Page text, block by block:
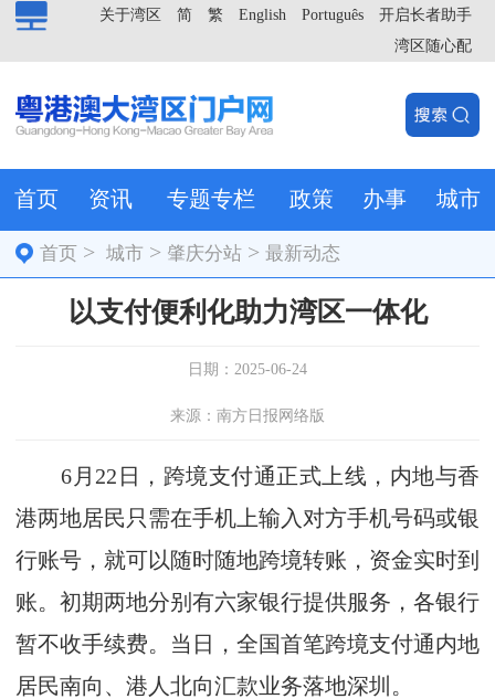
开启长者助手
Português
English
繁
简
关于湾区
湾区随心配
首页 资讯 专题专栏 政策 办事 城市
首页 >城市 > 肇庆分站 >最新动态
以支付便利化助力湾区一体化
日期：2025-06-24
来源：南方日报网络版
6月22日，跨境支付通正式上线，内地与香
港两地居民只需在手机上输入对方手机号码或银
行账号，就可以随时随地跨境转账，资金实时到
账。初期两地分别有六家银行提供服务，各银行
暂不收手续费。当日，全国首笔跨境支付通内地
居民南向、港人北向汇款业务落地深圳。